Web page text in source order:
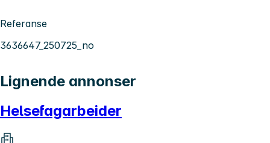
Referanse
3636647_250725_no
Lignende annonser
Helsefagarbeider